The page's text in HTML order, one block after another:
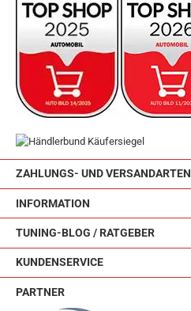
ZAHLUNGS- UND VERSANDARTEN
INFORMATION
TUNING-BLOG / RATGEBER
KUNDENSERVICE
PARTNER